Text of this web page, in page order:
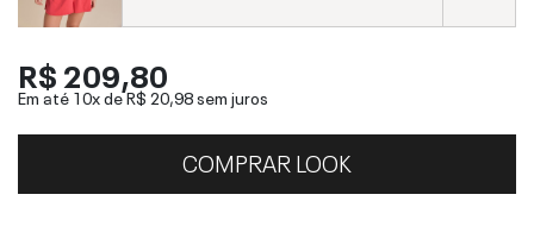
R$ 209,80
Em até 10x deR$ 20,98sem juros
COMPRAR LOOK